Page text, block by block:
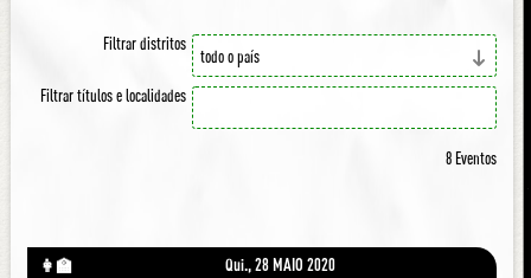
Filtrar distritos
Filtrar títulos e localidades
8 Eventos
👩‍🏫
Qui., 28 MAIO 2020